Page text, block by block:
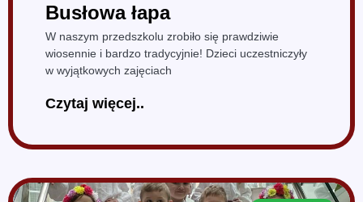
Busłowa łapa
W naszym przedszkolu zrobiło się prawdziwie
wiosennie i bardzo tradycyjnie! Dzieci uczestniczyły
w wyjątkowych zajęciach
Czytaj więcej..